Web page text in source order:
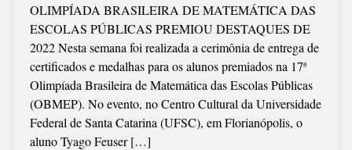
ALUNO
DE
CAMPO
ALEGRE
RECEBE
MEDALHA
DE
OLIMPÍADA BRASILEIRA DE MATEMÁTICA DAS
ESCOLAS PÚBLICAS PREMIOU DESTAQUES DE
2022 Nesta semana foi realizada a cerimônia de entrega de
certificados e medalhas para os alunos premiados na 17ª
Olimpíada Brasileira de Matemática das Escolas Públicas
(OBMEP). No evento, no Centro Cultural da Universidade
Federal de Santa Catarina (UFSC), em Florianópolis, o
aluno Tyago Feuser […]